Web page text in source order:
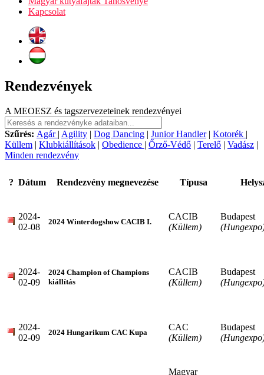
Kapcsolat
Rendezvények
A MEOESZ és tagszervezeteinek rendezvényei
Szűrés: Agár | Agility | Dog Dancing | Junior Handler| Kotorék |
Küllem | Klubkiállítások | Obedience | Őrző-Védő | Terelő | Vadász |
Minden rendezvény
? Dátum Rendezvény megnevezése Típusa
2024-
02-08
2024 Winterdogshow CACIB I.
CACIB
(Küllem)
Budapest
2024-
02-09
2024 Champion of Champions
kiállítás
CACIB
(Küllem)
Budapest
2024-
02-09
2024 Hungarikum CAC Kupa
CAC
(Küllem)
Budapest
Magyar